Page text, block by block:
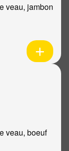
veau, jambon
veau, boeuf